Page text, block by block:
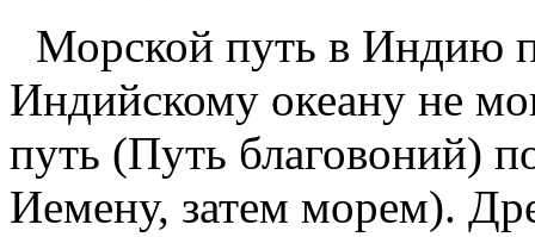
Морской путь в Индию
Индийскому океану не
путь (Путь благовоний)
Иемену, затем морем).